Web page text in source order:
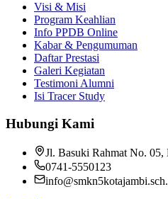
Visi & Misi
Program Keahlian
Info PPDB Online
Kabar & Pengumuman
Daftar Prestasi
Galeri Kegiatan
Testimoni Alumni
Isi Tracer Study
Hubungi Kami
Jl. Basuki Rahmat No. 05,
0741-5550123